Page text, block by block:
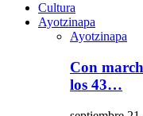
Cultura
Ayotzinapa
Ayotzinapa
Con
los 43…